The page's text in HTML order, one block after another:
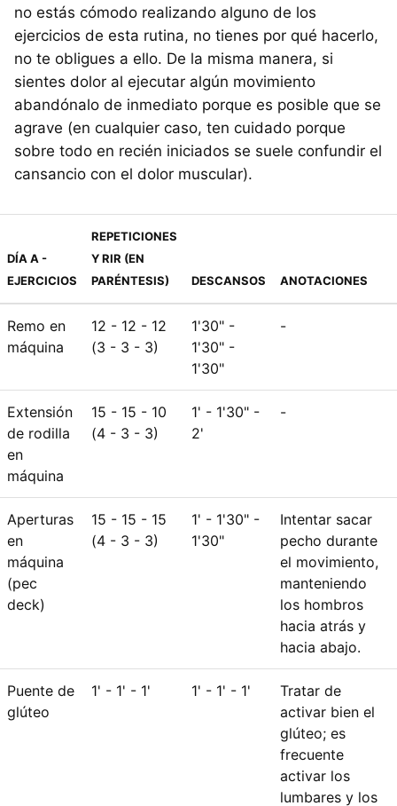
no estás cómodo realizando alguno de los
ejercicios de esta rutina, no tienes por qué hacerlo,
no te obligues a ello. De la misma manera, si
sientes dolor al ejecutar algún movimiento
abandónalo de inmediato porque es posible que se
agrave (en cualquier caso, ten cuidado porque
sobre todo en recién iniciados se suele confundir el
cansancio con el dolor muscular).
DÍA A -
EJERCICIOS
REPETICIONES
Y RIR (EN
PARÉNTESIS)
DESCANSOS ANOTACIONES
Remo en
máquina
12 - 12 - 12
(3 - 3 - 3)
1'30" -
1'30" -
1'30"
-
Extensión
de rodilla
en
máquina
15 - 15 - 10
(4 - 3 - 3)
1' - 1'30" -
2'
-
Aperturas
en
máquina
(pec
deck)
15 - 15 - 15
(4 - 3 - 3)
1' - 1'30" -
1'30"
Intentar sacar
pecho durante
el movimiento,
manteniendo
los hombros
hacia atrás y
hacia abajo.
Puente de
glúteo
1' - 1' - 1' 1' - 1' - 1'
Tratar de
activar bien el
glúteo; es
frecuente
activar los
lumbares y los